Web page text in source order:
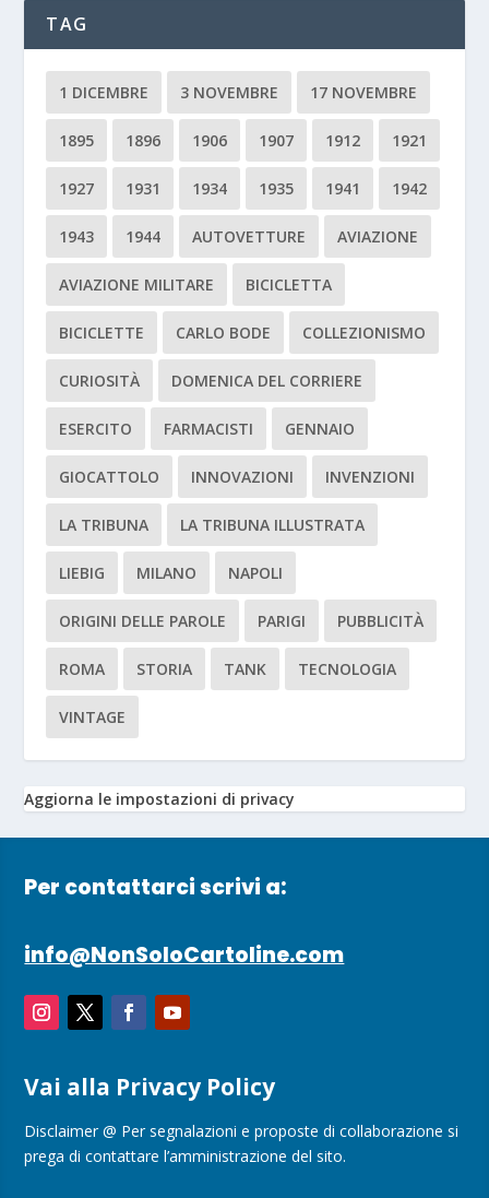
TAG
1 DICEMBRE 3 NOVEMBRE 17 NOVEMBRE
1895 1896 1906 1907 1912 1921
1927 1931 1934 1935 1941 1942
1943 1944 AUTOVETTURE AVIAZIONE
AVIAZIONE MILITARE BICICLETTA
BICICLETTE CARLO BODE COLLEZIONISMO
CURIOSITÀ DOMENICA DEL CORRIERE
ESERCITO FARMACISTI GENNAIO
GIOCATTOLO INNOVAZIONI INVENZIONI
LA TRIBUNA LA TRIBUNA ILLUSTRATA
LIEBIG MILANO NAPOLI
ORIGINI DELLE PAROLE PARIGI PUBBLICITÀ
ROMA STORIA TANK TECNOLOGIA
VINTAGE
Aggiorna le impostazioni di privacy
Per contattarci scrivi a:
info@NonSoloCartoline.com
Vai alla Privacy Policy
Disclaimer @ Per segnalazioni e proposte di collaborazione si
prega di contattare l’amministrazione del sito.